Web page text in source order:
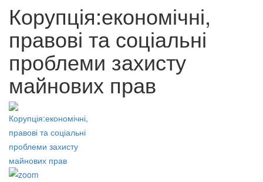
Корупція:економічні,
правові та соціальні
проблеми захисту
майнових прав